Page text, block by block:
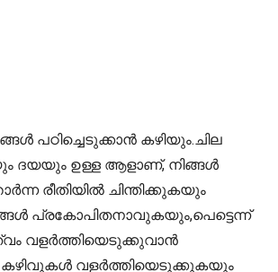
പഠിച്ചെടുക്കാൻ കഴിയും.ചില
ദയയും ഉള്ള ആളാണ്, നിങ്ങൾ
രീതിയിൽ ചിന്തിക്കുകയും
പ്രകോപിതനാവുകയും,പെട്ടെന്ന്
വളർത്തിയെടുക്കുവാൻ
വളർത്തിയെടുക്കുകയും